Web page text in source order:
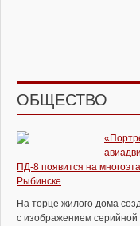
ОБЩЕСТВО
ПД-8 появится на
Рыбинске
На торце жилого дома
с изображением серийной